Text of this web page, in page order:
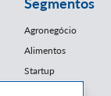
Agronegócio
Alimentos
Startup